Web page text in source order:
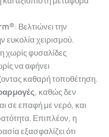
: Βελτιώνει την
ευκολία χειρισμού.
χωρίς φυσαλίδες
να αφήνει
καθαρή τοποθέτηση.
, καθώς δεν
σε επαφή με νερό, και
Επιπλέον, η
εξασφαλίζει ότι